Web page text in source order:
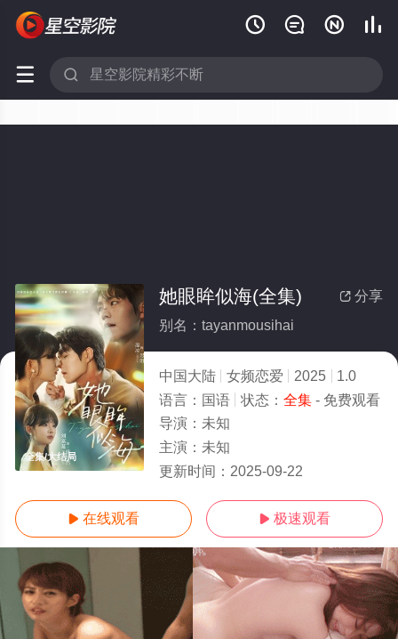
   
 
全集/大结局
 分享
她眼眸似海(全集)
别名：tayanmousihai
中国大陆 女频恋爱 2025
1.0
语言： 国语 状态： 全集- 免费观看
导演： 未知
主演： 未知
更新时间： 2025-09-22
 在线观看  极速观看